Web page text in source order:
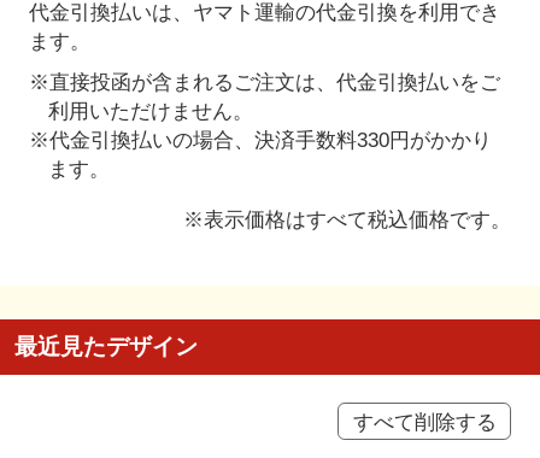
代金引換払いは、ヤマト運輸の代金引換を利用でき
ます。
※直接投函が含まれるご注文は、代金引換払いをご
利用いただけません。
※代金引換払いの場合、決済手数料330円がかかり
ます。
※表示価格はすべて税込価格です。
最近見たデザイン
すべて削除する